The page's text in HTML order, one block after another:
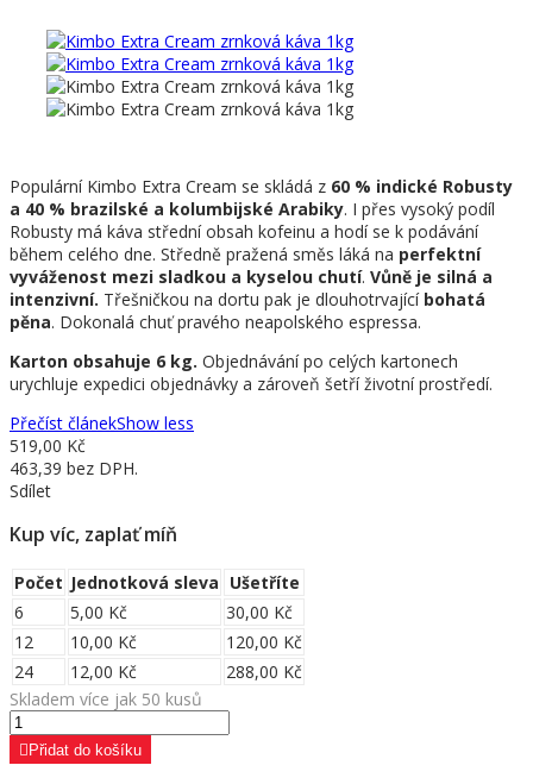
Populární Kimbo Extra Cream se skládá z 60 % indické Robusty
a 40 % brazilské a kolumbijské Arabiky. I přes vysoký podíl
Robusty má káva střední obsah kofeinu a hodí se k podávání
během celého dne. Středně pražená směs láká na perfektní
vyváženost mezi sladkou a kyselou chutí. Vůně je silná a
intenzivní. Třešničkou na dortu pak je dlouhotrvajícíbohatá
pěna. Dokonalá chuť pravého neapolského espressa.
Karton obsahuje 6 kg. Objednávání po celých kartonech
urychluje expedici objednávky a zároveň šetří životní prostředí.
Přečíst článekShow less
519,00 Kč
463,39 bez DPH.
Sdílet
Kup víc, zaplať míň
Počet Jednotková sleva Ušetříte
6
5,00 Kč
30,00 Kč
12
10,00 Kč
120,00 Kč
24
12,00 Kč
288,00 Kč
Skladem více jak 50 kusů
Přidat do košíku